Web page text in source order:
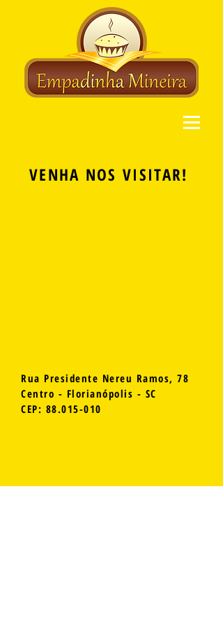
VENHA NOS VISITAR!
Rua Presidente Nereu Ramos, 78
Centro - Florianópolis - SC
CEP: 88.015-010